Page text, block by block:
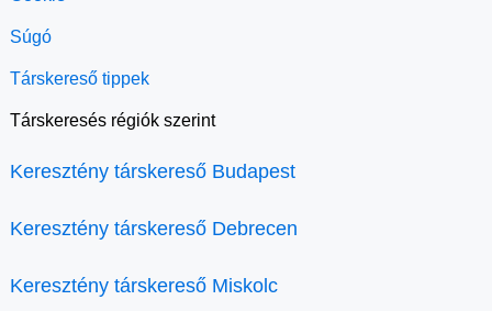
Súgó
Társkereső tippek
Társkeresés régiók szerint
Keresztény társkereső Budapest
Keresztény társkereső Debrecen
Keresztény társkereső Miskolc